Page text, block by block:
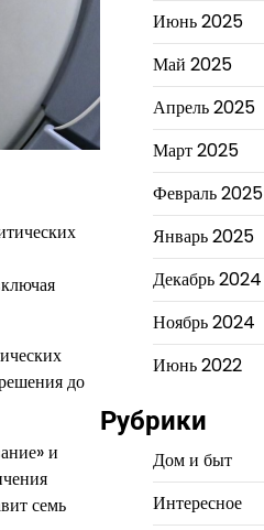
до
и
семь
Июнь 2025
Май 2025
Апрель 2025
Март 2025
Февраль 2025
Январь 2025
Декабрь 2024
Ноябрь 2024
Июнь 2022
Рубрики
Дом и быт
Интересное